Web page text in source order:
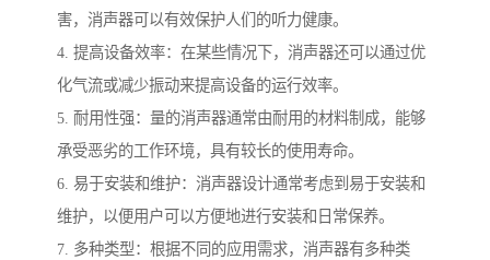
害，消声器可以有效保护人们的听力健康。
4. 提高设备效率：在某些情况下，消声器还可以通过优
化气流或减少振动来提高设备的运行效率。
5. 耐用性强：量的消声器通常由耐用的材料制成，能够
承受恶劣的工作环境，具有较长的使用寿命。
6. 易于安装和维护：消声器设计通常考虑到易于安装和
维护，以便用户可以方便地进行安装和日常保养。
7. 多种类型：根据不同的应用需求，消声器有多种类